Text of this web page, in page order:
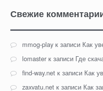
Свежие
mmog-playк записи Как
lomasterк записи Где
find-way.netк записи Как
zaxvatu.netк записи Как